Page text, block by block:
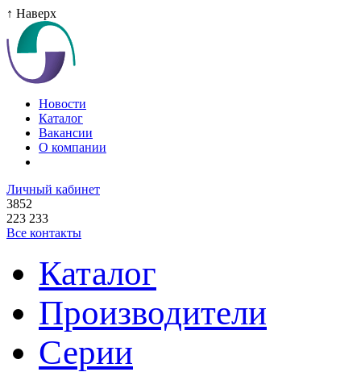
↑ Наверх
Новости
Каталог
Вакансии
О компании
Личный кабинет
3852
223 233
Все контакты
Каталог
Производители
Серии